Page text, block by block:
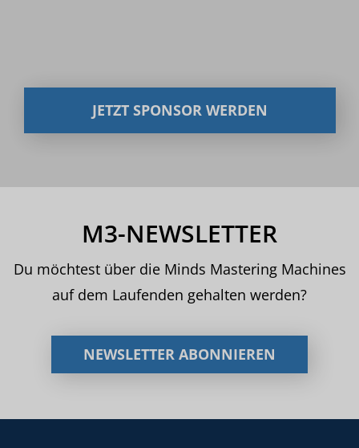
JETZT SPONSOR WERDEN
M3-NEWSLETTER
Du möchtest über die Minds Mastering Machines
auf dem Laufenden gehalten werden?
NEWSLETTER ABONNIEREN